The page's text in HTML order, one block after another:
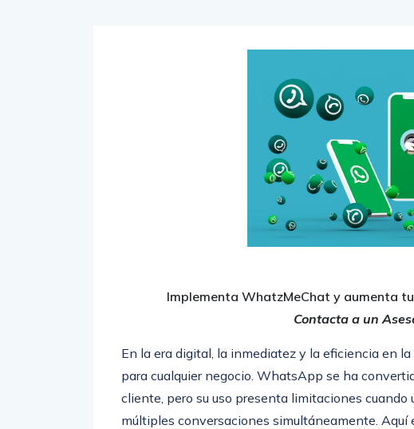
Implementa WhatzMeChat y aumenta
Contacta a un
En la era digital, la inmediatez y la eficiencia en
para cualquier negocio. WhatsApp se ha
cliente, pero su uso presenta limitaciones
múltiples conversaciones simultáneamente. Aquí